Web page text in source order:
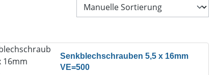
Senkblechschrauben 5,5 x 16mm
VE=500